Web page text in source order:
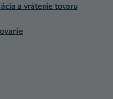
a vrátenie tovaru